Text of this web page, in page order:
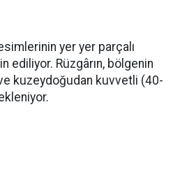
yer yer parçalı
ediliyor. Rüzgârın, bölgenin
kuzeydoğudan kuvvetli (40-